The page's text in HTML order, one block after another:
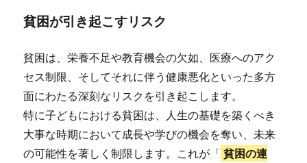
貧困が引き起こすリスク
貧困は、栄養不足や教育機会の欠如、医療へのアク
セス制限、そしてそれに伴う健康悪化といった多方
面にわたる深刻なリスクを引き起こします。
特に子どもにおける貧困は、人生の基礎を築くべき
大事な時期において成長や学びの機会を奪い、未来
の可能性を著しく制限します。これが「 貧困の連